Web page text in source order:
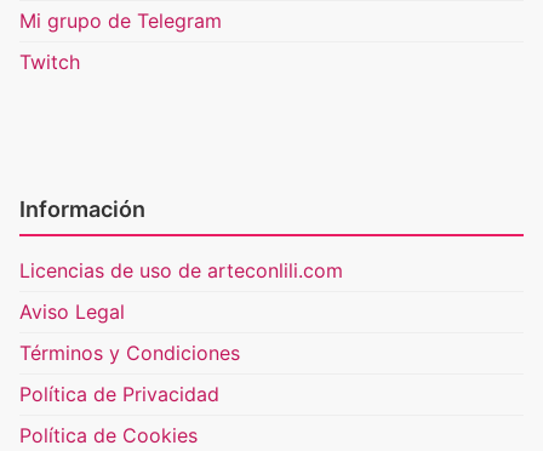
Mi grupo de Telegram
Twitch
Información
Licencias de uso de arteconlili.com
Aviso Legal
Términos y Condiciones
Política de Privacidad
Política de Cookies